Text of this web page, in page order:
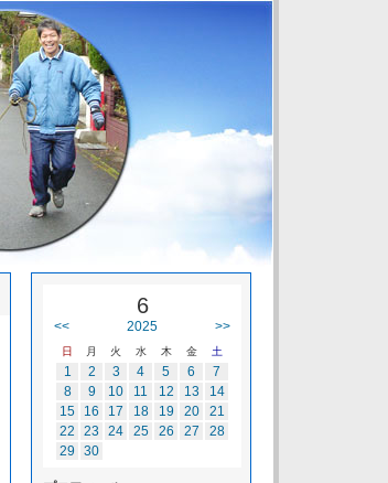
6
<< 2025 >>
日 月 火 水 木 金 土
1 2 3 4 5 6
7
8
9 10 11 12 13
14
15
16 17 18 19 20
21
22
23 24 25 26 27
28
29
30